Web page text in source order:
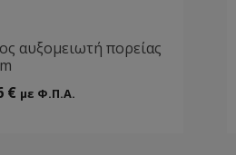
αυξομειωτή πορείας
€ με Φ.Π.Α.